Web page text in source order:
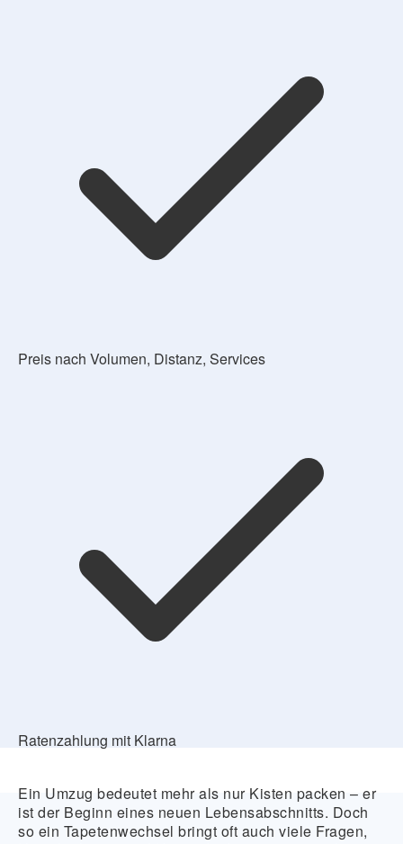
Preis nach Volumen, Distanz, Services
Ratenzahlung mit Klarna
Ein Umzug bedeutet mehr als nur Kisten packen – er
ist der Beginn eines neuen Lebensabschnitts. Doch
so ein Tapetenwechsel bringt oft auch viele Fragen,